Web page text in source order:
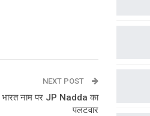
NEXT POST
भारत नाम पर JP Nadda का
पलटवार